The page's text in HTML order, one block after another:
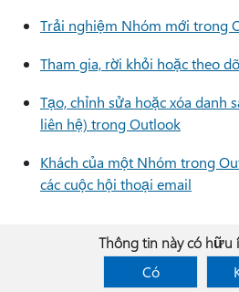
Trải nghiệm Nhóm mới trong
Tham gia, rời khỏi hoặc theo
Tạo, chỉnh sửa hoặc xóa danh
liên hệ) trong Outlook
Khách của một Nhóm trong
các cuộc hội thoại email
Thông tin này có hữu
Có